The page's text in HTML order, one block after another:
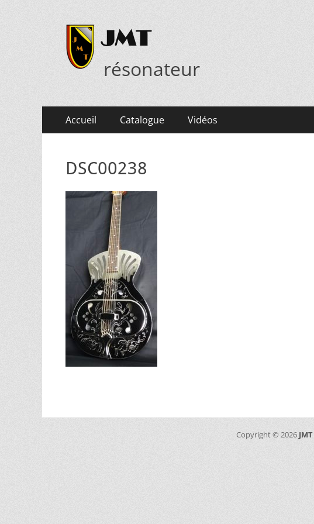
JMT
résonateur
Menu
principal
Accueil Catalogue Vidéos
DSC00238
Copyright © 2026 JMT